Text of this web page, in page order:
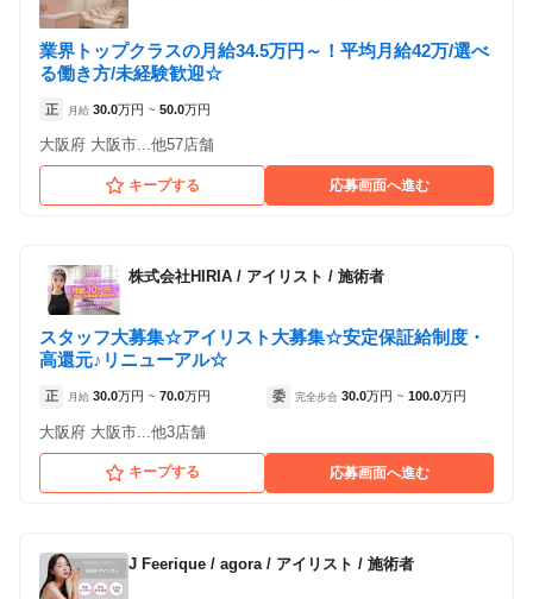
業界トップクラスの月給34.5万円～！平均月給42万/選べ
る働き方/未経験歓迎☆
正 月給 30.0万円 ~ 50.0万円
大阪府 大阪市...他57店舗
キープする 応募画面へ進む
株式会社HIRIA / アイリスト / 施術者
スタッフ大募集☆アイリスト大募集☆安定保証給制度・
高還元♪リニューアル☆
正 月給 30.0万円 ~ 70.0万円 委 完全歩合 30.0万円 ~ 100.0万円
大阪府 大阪市...他3店舗
キープする 応募画面へ進む
J Feerique / agora / アイリスト / 施術者